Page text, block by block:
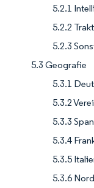
5.2.1
5.2.2
5.2.3
5.3 Geografie
5.3.1
5.3.2
5.3.3
5.3.4
5.3.5
5.3.6